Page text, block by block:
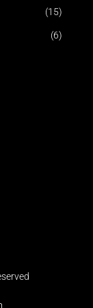
(15)
(6)